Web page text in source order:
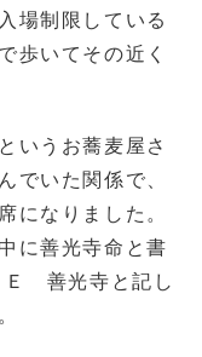
場制限している
歩いてその近く
いうお蕎麦屋さ
でいた関係で、
になりました。
に善光寺命と書
善光寺と記し